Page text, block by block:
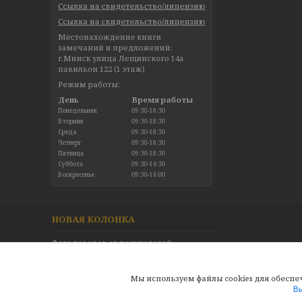
Ссылка на свидетельство/лицензию
Ссылка на свидетельство/лицензию
Местонахождение книги
замечаний и предложений:
г.Минск улица Лещинского 14а
павильон 122 (1 этаж)
Режим работы:
День
Время работы
Понедельник
09:30-18:30
Вторник
09:30-18:30
Среда
09:30-18:30
Четверг
09:30-18:30
Пятница
09:30-18:30
Суббота
09:30-16:30
Воскресенье
09:30-16:00
НОВАЯ КОЛОНКА
Фото товаров от покупателей
Мы используем файлы cookies для